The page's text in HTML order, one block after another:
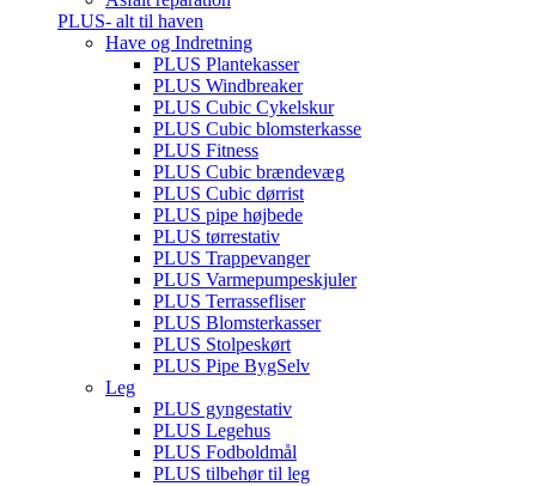
PLUS- alt til haven
Have og Indretning
PLUS Plantekasser
PLUS Windbreaker
PLUS Cubic Cykelskur
PLUS Cubic blomsterkasse
PLUS Fitness
PLUS Cubic brændevæg
PLUS Cubic dørrist
PLUS pipe højbede
PLUS tørrestativ
PLUS Trappevanger
PLUS Varmepumpeskjuler
PLUS Terrassefliser
PLUS Blomsterkasser
PLUS Stolpeskørt
PLUS Pipe BygSelv
Leg
PLUS gyngestativ
PLUS Legehus
PLUS Fodboldmål
PLUS tilbehør til leg